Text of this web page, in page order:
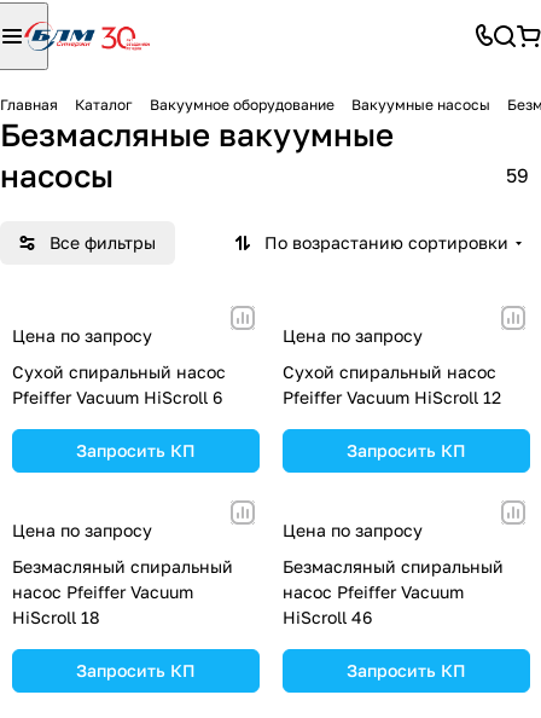
Главная Каталог Вакуумное оборудование Вакуумные насосы
Безмасляные вакуумные
насосы
59
Все фильтры По возрастанию сортировки
Цена по запросу
Сухой спиральный насос
Pfeiffer Vacuum HiScroll 6
Запросить КП
Цена по запросу
Сухой спиральный насос
Pfeiffer Vacuum HiScroll 12
Запросить КП
Цена по запросу
Безмасляный спиральный
насос Pfeiffer Vacuum
HiScroll 18
Запросить КП
Цена по запросу
Безмасляный спиральный
насос Pfeiffer Vacuum
HiScroll 46
Запросить КП